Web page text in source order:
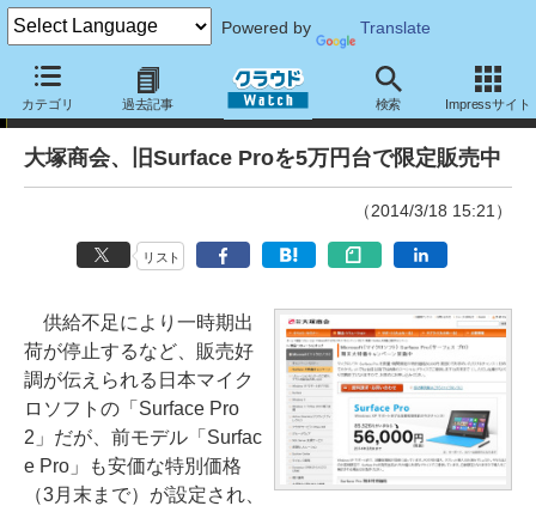
Powered by Translate
カテゴリ 過去記事 検索 Impressサイト
やじうまクラウド Watch
大塚商会、旧Surface Proを5万円台で限定販売中
（2014/3/18 15:21）
リスト
供給不足により一時期出
荷が停止するなど、販売好
調が伝えられる日本マイク
ロソフトの「Surface Pro
2」だが、前モデル「Surfac
e Pro」も安価な特別価格
（3月末まで）が設定され、